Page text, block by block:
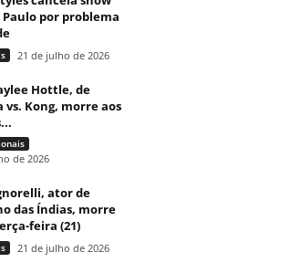
Paulo por problema
21 de julho de 2026
Hottle, de
vs. Kong, morre aos
de 2026
ator de
das Índias, morre
feira (21)
21 de julho de 2026